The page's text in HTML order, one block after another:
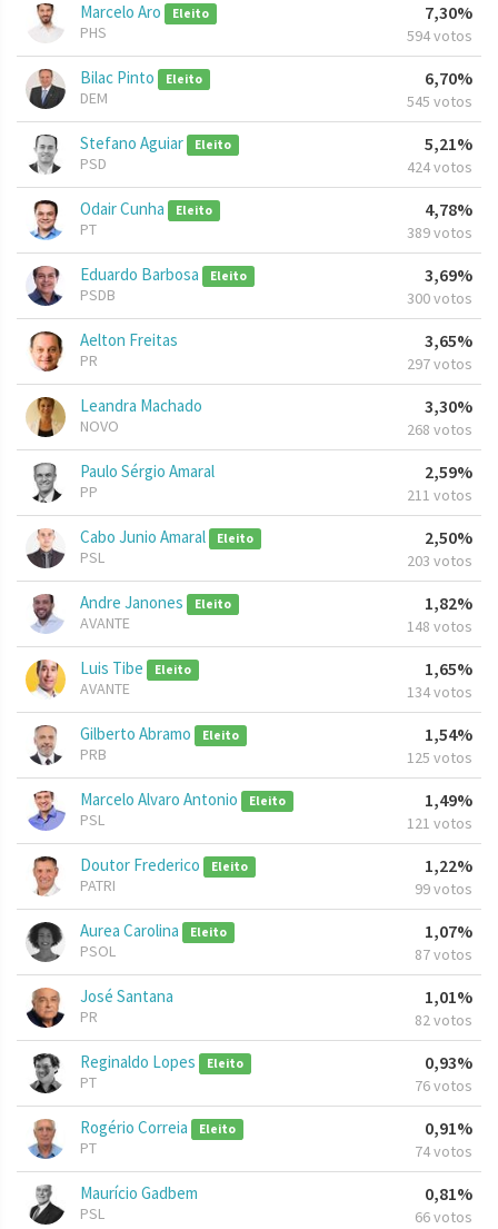
Marcelo Aro Eleito
PHS
7,30%
594 votos
Bilac Pinto Eleito
DEM
6,70%
545 votos
Stefano Aguiar Eleito
PSD
5,21%
424 votos
Odair Cunha Eleito
PT
4,78%
389 votos
Eduardo Barbosa Eleito
PSDB
3,69%
300 votos
Aelton Freitas
PR
3,65%
297 votos
Leandra Machado
NOVO
3,30%
268 votos
Paulo Sérgio Amaral
PP
2,59%
211 votos
Cabo Junio Amaral Eleito
PSL
2,50%
203 votos
Andre Janones Eleito
AVANTE
1,82%
148 votos
Luis Tibe Eleito
AVANTE
1,65%
134 votos
Gilberto Abramo Eleito
PRB
1,54%
125 votos
Marcelo Alvaro Antonio Eleito
PSL
1,49%
121 votos
Doutor Frederico Eleito
PATRI
1,22%
99 votos
Aurea Carolina Eleito
PSOL
1,07%
87 votos
José Santana
PR
1,01%
82 votos
Reginaldo Lopes Eleito
PT
0,93%
76 votos
Rogério Correia Eleito
PT
0,91%
74 votos
Maurício Gadbem
PSL
0,81%
66 votos